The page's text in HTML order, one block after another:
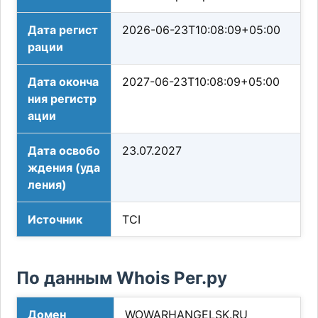
Дата регист
рации
2026-06-23T10:08:09+05:00
Дата оконча
ния регистр
ации
2027-06-23T10:08:09+05:00
Дата освобо
ждения (уда
ления)
23.07.2027
Источник TCI
По данным Whois Рег.ру
Домен WOWARHANGELSK.RU